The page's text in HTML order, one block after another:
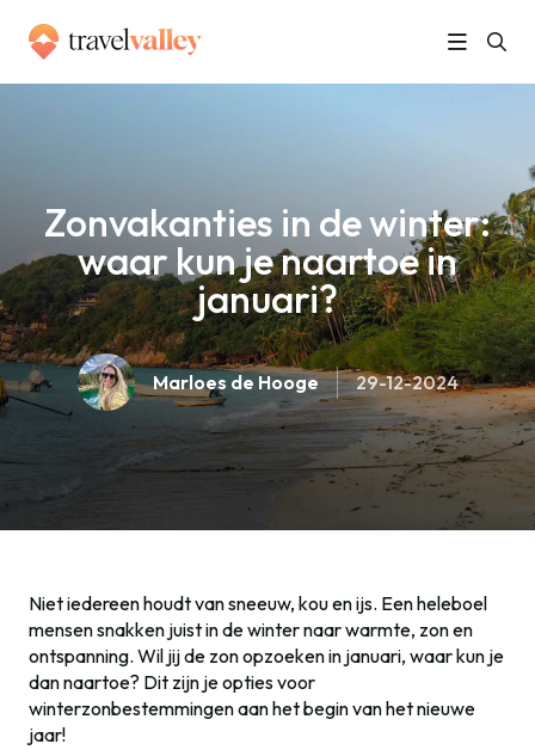
Zonvakanties in de winter:
waar kun je naartoe in
januari?
Marloes de Hooge 29-12-2024
Niet iedereen houdt van sneeuw, kou en ijs. Een heleboel
mensen snakken juist in de winter naar warmte, zon en
ontspanning. Wil jij de zon opzoeken in januari, waar kun je
dan naartoe? Dit zijn je opties voor
winterzonbestemmingen aan het begin van het nieuwe
jaar!